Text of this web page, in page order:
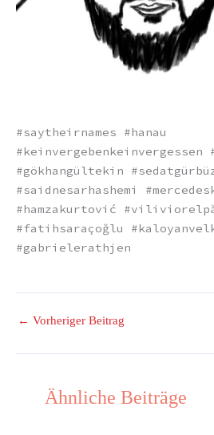
#saytheirnames #hanau
#keinvergebenkeinvergessen
#gökhangültekin
#saidnesarhashemi
#hamzakurtović
#fatihsaraçoğlu
#gabrielerathjen
← Vorheriger Beitrag
Ähnliche Beiträge